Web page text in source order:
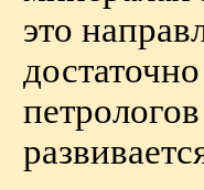
это